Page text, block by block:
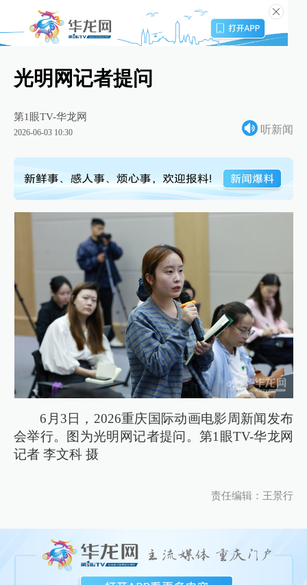
光明网记者提问
第1眼TV-华龙网
2026-06-03 10:30 听新闻
6月3日，2026重庆国际动画电影周新闻发布
会举行。图为光明网记者提问。第1眼TV-华龙网
记者 李文科 摄
责任编辑：王景行